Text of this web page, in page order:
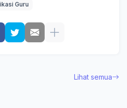
Guru
Lihat semua